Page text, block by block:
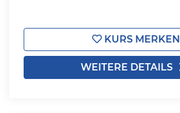
KURS MERKEN
WEITERE DETAILS